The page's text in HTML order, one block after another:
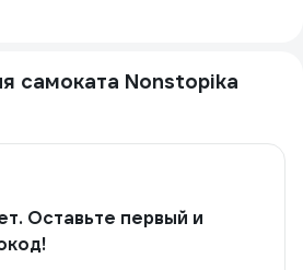
самоката Nonstopika
Оставьте первый и